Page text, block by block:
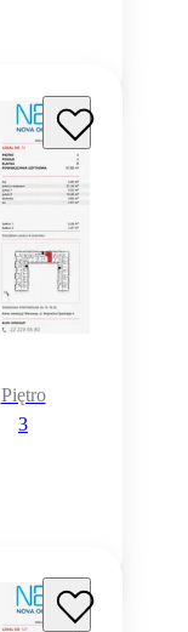
Piętro
3